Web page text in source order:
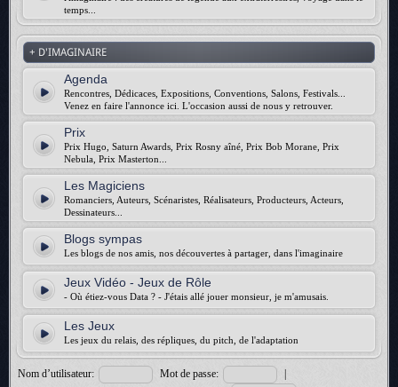
temps...
+ D'IMAGINAIRE
Agenda
Rencontres, Dédicaces, Expositions, Conventions, Salons, Festivals...
Venez en faire l'annonce ici. L'occasion aussi de nous y retrouver.
Prix
Prix Hugo, Saturn Awards, Prix Rosny aîné, Prix Bob Morane, Prix
Nebula, Prix Masterton...
Les Magiciens
Romanciers, Auteurs, Scénaristes, Réalisateurs, Producteurs, Acteurs,
Dessinateurs...
Blogs sympas
Les blogs de nos amis, nos découvertes à partager, dans l'imaginaire
Jeux Vidéo - Jeux de Rôle
- Où étiez-vous Data ? - J'étais allé jouer monsieur, je m'amusais.
Les Jeux
Les jeux du relais, des répliques, du pitch, de l'adaptation
Nom d’utilisateur: Mot de passe:
|